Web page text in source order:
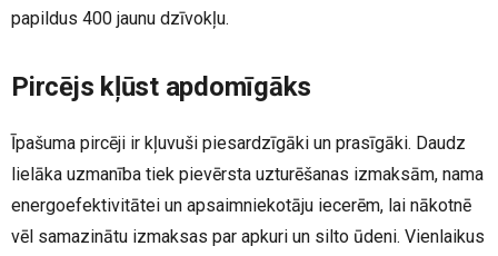
papildus 400 jaunu dzīvokļu.
Pircējs kļūst apdomīgāks
Īpašuma pircēji ir kļuvuši piesardzīgāki un prasīgāki. Daudz
lielāka uzmanība tiek pievērsta uzturēšanas izmaksām, nama
energoefektivitātei un apsaimniekotāju iecerēm, lai nākotnē
vēl samazinātu izmaksas par apkuri un silto ūdeni. Vienlaikus